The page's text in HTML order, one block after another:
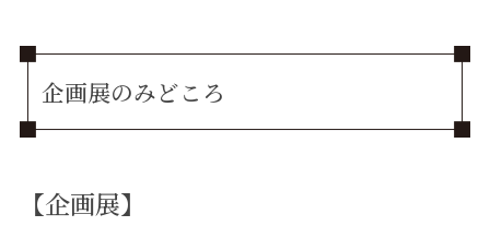
企画展のみどころ
【企画展】